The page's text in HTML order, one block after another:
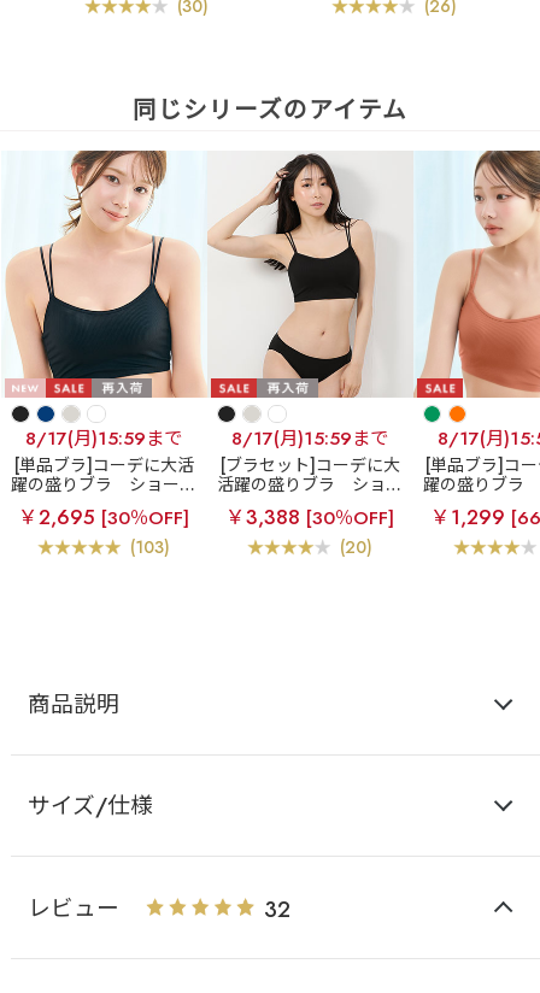
(30) (26)
同じシリーズのアイテム
8/17(月)15:59まで
[単品ブラ]コーデに大活
躍の盛りブラ
ショート
レングス ブラトップ 超
盛ブラ(R) 単品ブラジャ
ー
￥2,695 [30％OFF]
(103)
8/17(月)15:59まで
[ブラセット]コーデに大
活躍の盛りブラ
ショー
トレングス ブラトップ
超盛ブラ(R) ブラジャー&
ショーツ
￥3,388 [30％OFF]
(20)
8/17(月
[単品ブラ]コ
躍の盛りブラ
レングス ブ
盛ブラ(R) 単
ー
￥1,299
商品説明
サイズ/仕様
レビュー 32